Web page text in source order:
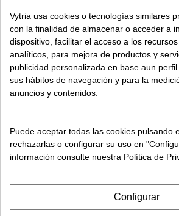
POLÍTICA DE
SOBRE VYTRIA
Vytria usa cookies o tecnologías similares
con la finalidad de almacenar o acceder a
dispositivo, facilitar el acceso a los
analíticos, para mejora de productos y
publicidad personalizada en base aun
sus hábitos de navegación y para la
anuncios y contenidos.
Puede aceptar todas las cookies pulsando
rechazarlas o configurar su uso en
información consulte nuestra Política de
Configurar